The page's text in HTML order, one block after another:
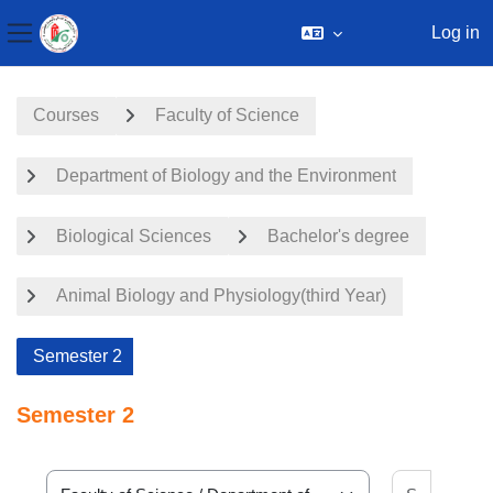
Side panel
Log in
Courses Faculty of Science
Department of Biology and the Environment
Biological Sciences Bachelor's degree
Animal Biology and Physiology(third Year)
Semester 2
Semester 2